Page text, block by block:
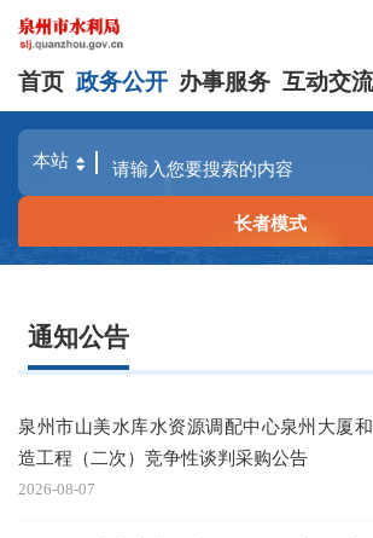
首页 政务公开 办事服务 互动交流
长者模式
通知公告
泉州市山美水库水资源调配中心泉州大厦
造工程（二次）竞争性谈判采购公告
2026-08-07